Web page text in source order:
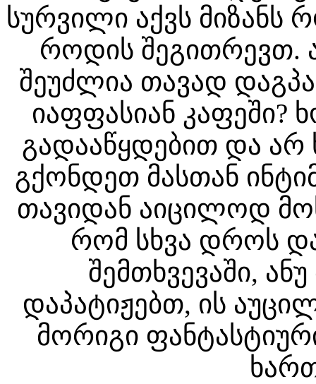
სურვილი აქვს მიზანს
როდის შეგითრევთ.
შეუძლია თავად
იაფფასიან კაფეში?
გადააწყდებით და არ
გქონდეთ მასთან
თავიდან აიცილოდ
რომ სხვა დროს
შემთხვევაში,
დაპატიჟებთ, ის
მორიგი